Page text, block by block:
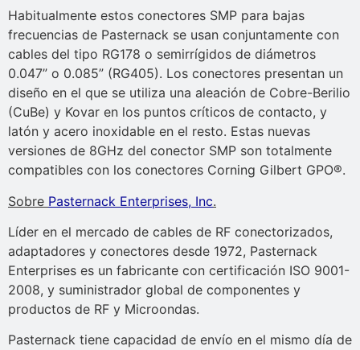
Habitualmente estos conectores SMP para bajas
frecuencias de Pasternack se usan conjuntamente con
cables del tipo RG178 o semirrígidos de diámetros
0.047” o 0.085” (RG405). Los conectores presentan un
diseño en el que se utiliza una aleación de Cobre-Berilio
(CuBe) y Kovar en los puntos críticos de contacto, y
latón y acero inoxidable en el resto. Estas nuevas
versiones de 8GHz del conector SMP son totalmente
compatibles con los conectores Corning Gilbert GPO®.
Sobre Pasternack Enterprises, Inc.
Líder en el mercado de cables de RF conectorizados,
adaptadores y conectores desde 1972, Pasternack
Enterprises es un fabricante con certificación ISO 9001-
2008, y suministrador global de componentes y
productos de RF y Microondas.
Pasternack tiene capacidad de envío en el mismo día de